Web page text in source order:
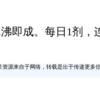
即成。每日1剂，
源来自于网络，转载是出于传递更多